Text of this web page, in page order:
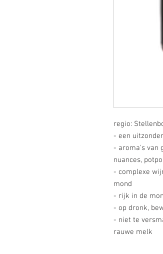
regio:
- een
- aroma's van
nuances,
- complexe
mond
- rijk in de
- op dronk,
- niet te
rauwe melk